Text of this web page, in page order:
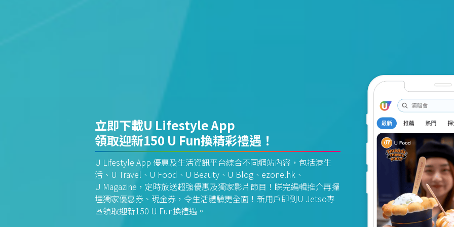
立即下載U Lifestyle App
領取迎新150 U Fun換精彩禮遇！
U Lifestyle App 優惠及生活資訊平台綜合不同網站內容，包括港生
活、U Travel、U Food、U Beauty、U Blog、ezone.hk、
U Magazine，定時放送超強優惠及獨家影片節目！睇完編輯推介再攞
埋獨家優惠券、現金券，令生活體驗更全面！新用戶即到U Jetso專
區領取迎新150 U Fun換禮遇。